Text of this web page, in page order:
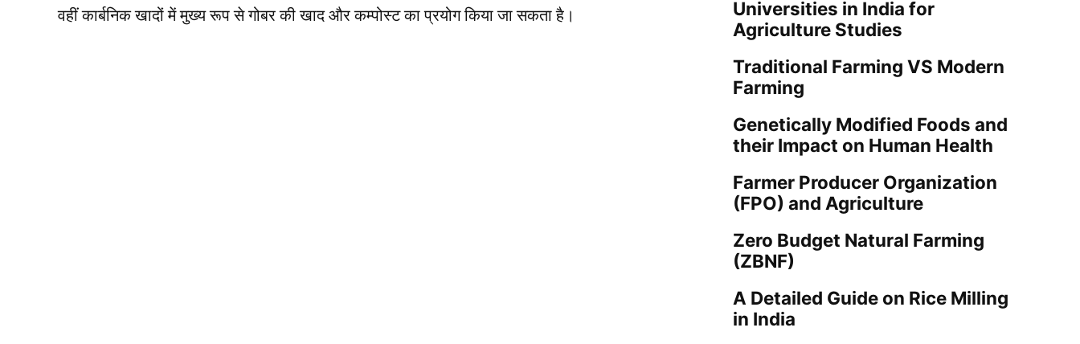
वहीं कार्बनिक खादों में मुख्य रूप से गोबर की खाद और कम्पोस्ट का प्रयोग किया जा सकता है।
Universities in India for
Agriculture Studies
Traditional Farming VS Modern
Farming
Genetically Modified Foods and
their Impact on Human Health
Farmer Producer Organization
(FPO) and Agriculture
Zero Budget Natural Farming
(ZBNF)
A Detailed Guide on Rice Milling
in India